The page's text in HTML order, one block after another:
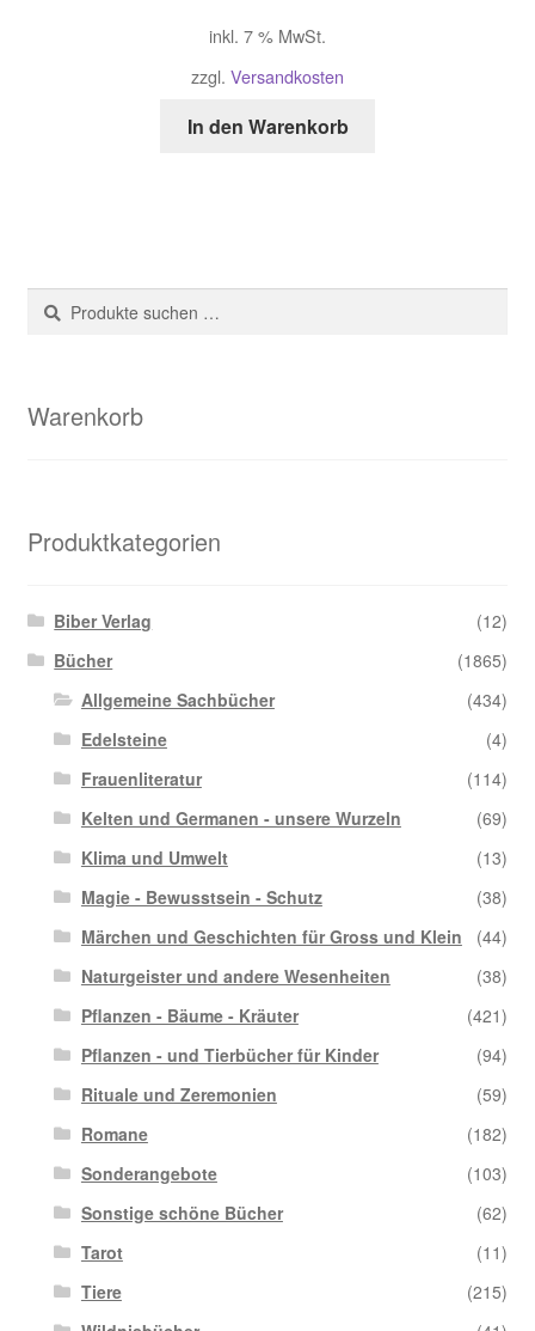
inkl. 7 % MwSt.
zzgl. Versandkosten
In den Warenkorb
Suche
nach:
Suchen
Warenkorb
Produktkategorien
Biber Verlag
(12)
Bücher
(1865)
Allgemeine Sachbücher
(434)
Edelsteine
(4)
Frauenliteratur
(114)
Kelten und Germanen - unsere Wurzeln
(69)
Klima und Umwelt
(13)
Magie - Bewusstsein - Schutz
(38)
Märchen und Geschichten für Gross und Klein
(44)
Naturgeister und andere Wesenheiten
(38)
Pflanzen - Bäume - Kräuter
(421)
Pflanzen - und Tierbücher für Kinder
(94)
Rituale und Zeremonien
(59)
Romane
(182)
Sonderangebote
(103)
Sonstige schöne Bücher
(62)
Tarot
(11)
Tiere
(215)